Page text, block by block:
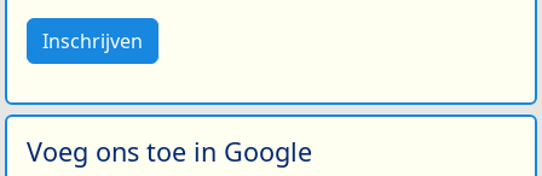
Inschrijven
Voeg ons toe in Google